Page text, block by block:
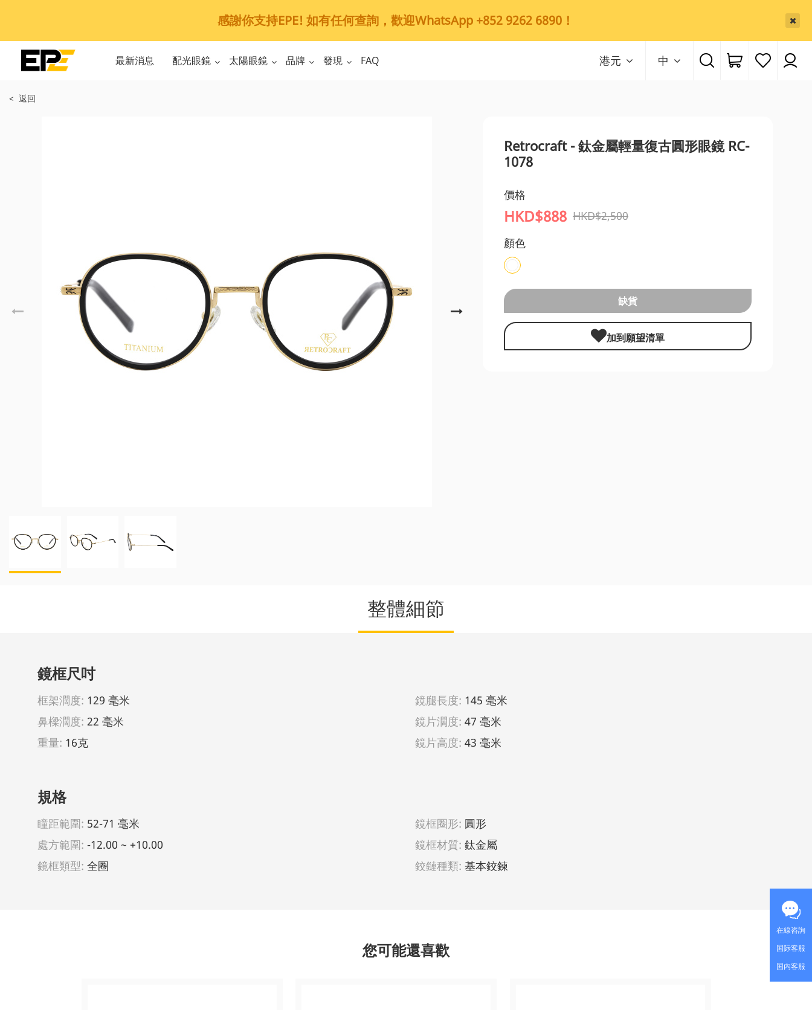
感謝你支持EPE! 如有任何查詢，歡迎WhatsApp +852 9262 6890！
最新消息 配光眼鏡 太陽眼鏡 品牌 發現 FAQ 港元 中
在線咨詢
国际客服
国内客服
< 返回
Retrocraft - 鈦金屬輕量復古圓形眼鏡 RC-
1078
價格
HKD$888 HKD$2,500
顏色
缺貨
加到願望清單
整體細節
鏡框尺吋
框架濶度: 129 毫米
鼻樑濶度: 22 毫米
重量: 16克
鏡腿長度: 145 毫米
鏡片濶度: 47 毫米
鏡片高度: 43 毫米
規格
瞳距範圍: 52-71 毫米
處方範圍: -12.00 ~ +10.00
鏡框類型: 全圈
鏡框圈形: 圓形
鏡框材質: 鈦金屬
鉸鏈種類: 基本鉸鍊
您可能還喜歡